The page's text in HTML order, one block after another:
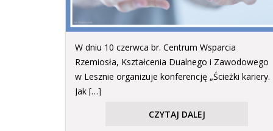
W dniu 10 czerwca br. Centrum Wsparcia
Rzemiosła, Kształcenia Dualnego i Zawodowego
w Lesznie organizuje konferencję „Ścieżki kariery.
Jak […]
CZYTAJ DALEJ